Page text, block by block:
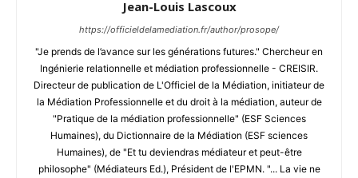
Jean-Louis Lascoux
https://officieldelamediation.fr/author/prosope/
"Je prends de l’avance sur les générations futures." Chercheur en
Ingénierie relationnelle et médiation professionnelle - CREISIR.
Directeur de publication de L'Officiel de la Médiation, initiateur de
la Médiation Professionnelle et du droit à la médiation, auteur de
"Pratique de la médiation professionnelle" (ESF Sciences
Humaines), du Dictionnaire de la Médiation (ESF sciences
Humaines), de "Et tu deviendras médiateur et peut-être
philosophe" (Médiateurs Ed.), Président de l'EPMN. "... La vie ne